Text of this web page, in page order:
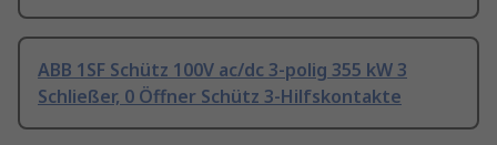
ABB 1SF Schütz 100V ac/dc 3-polig 355 kW 3
Schließer, 0 Öffner Schütz 3-Hilfskontakte